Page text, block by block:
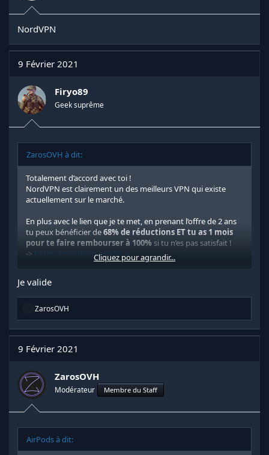
NordVPN
9 Février 2021
Firyo89
Geek suprême
ZarosOVH à dit:
Totalement d’accord avec toi !
NordVPN est clairement un des meilleurs VPN qui existe
actuellement sur le marché.
En plus avec le lien que je te met, en prenant l’offre de 2 ans
tu peux bénéficier de68% de réductions ET tu as 1 mois
pour te faire rembourser à 100%si tu n’es pas satisfait !
->
https://nordvpn.org/gca
fiable et de qualité au meme prix ...
https://nordvpn.org/gca
Cliquez pour agrandir...
Je valide
R
a
c
t
i
n
s
:
ZarosOVH
9 Février 2021
ZarosOVH
Modérateur Membre du Staff
AirPods à dit: